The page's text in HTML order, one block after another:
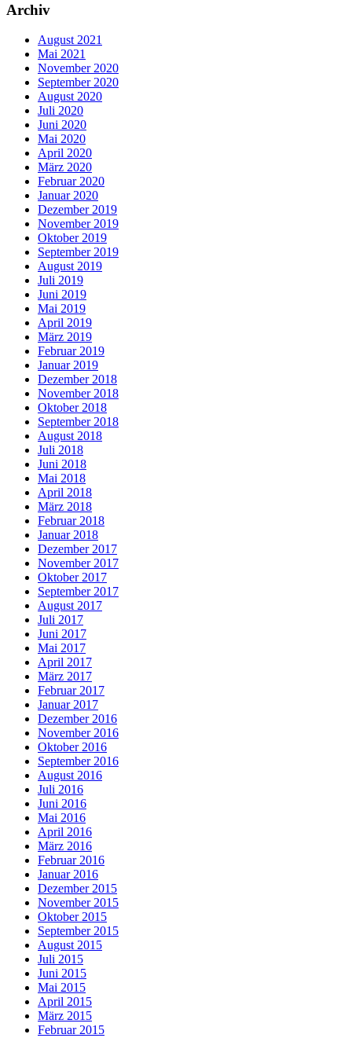
Archiv
August 2021
Mai 2021
November 2020
September 2020
August 2020
Juli 2020
Juni 2020
Mai 2020
April 2020
März 2020
Februar 2020
Januar 2020
Dezember 2019
November 2019
Oktober 2019
September 2019
August 2019
Juli 2019
Juni 2019
Mai 2019
April 2019
März 2019
Februar 2019
Januar 2019
Dezember 2018
November 2018
Oktober 2018
September 2018
August 2018
Juli 2018
Juni 2018
Mai 2018
April 2018
März 2018
Februar 2018
Januar 2018
Dezember 2017
November 2017
Oktober 2017
September 2017
August 2017
Juli 2017
Juni 2017
Mai 2017
April 2017
März 2017
Februar 2017
Januar 2017
Dezember 2016
November 2016
Oktober 2016
September 2016
August 2016
Juli 2016
Juni 2016
Mai 2016
April 2016
März 2016
Februar 2016
Januar 2016
Dezember 2015
November 2015
Oktober 2015
September 2015
August 2015
Juli 2015
Juni 2015
Mai 2015
April 2015
März 2015
Februar 2015